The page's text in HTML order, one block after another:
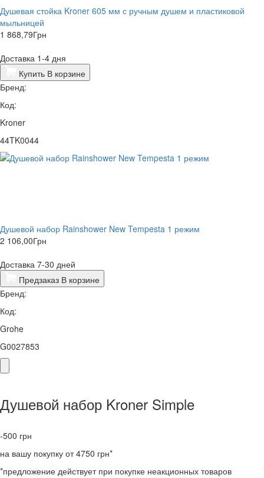
Душевая стойка Kroner 605 мм с ручным душем и пластиковой
мыльницей
1 868,79Грн
Доставка 1-4 дня
Купить В корзине
Бренд:
Код:
Kroner
44TK0044
Душевой набор Rainshower New Tempesta 1 режим
2 106,00Грн
Доставка 7-30 дней
Предзаказ В корзине
Бренд:
Код:
Grohe
G0027853
Душевой набор Kroner Simple
-500 грн
на вашу покупку от 4750 грн*
*предложение действует при покупке неакционных товаров